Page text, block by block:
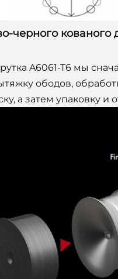
черного кованого
A6061-T6 мы
ободов,
а затем упаковку и